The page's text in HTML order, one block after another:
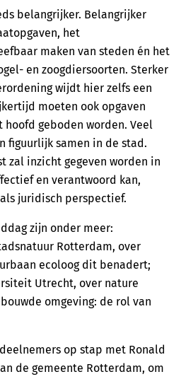
belangrijker. Belangrijker
het
maken van steden én het
en zoogdiersoorten. Sterker
wijdt hier zelfs een
moeten ook opgaven
hoofd geboden worden. Veel
figuurlijk samen in de stad.
zal inzicht gegeven worden in
en verantwoord kan,
juridisch perspectief.
zijn onder meer:
Rotterdam, over
ecoloog dit benadert;
Utrecht, over nature
omgeving: de rol van
op stap met Ronald
de gemeente Rotterdam, om